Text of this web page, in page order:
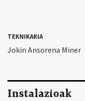
TEKNIKARIA
Jokin Ansorena Miner
Instalazioak